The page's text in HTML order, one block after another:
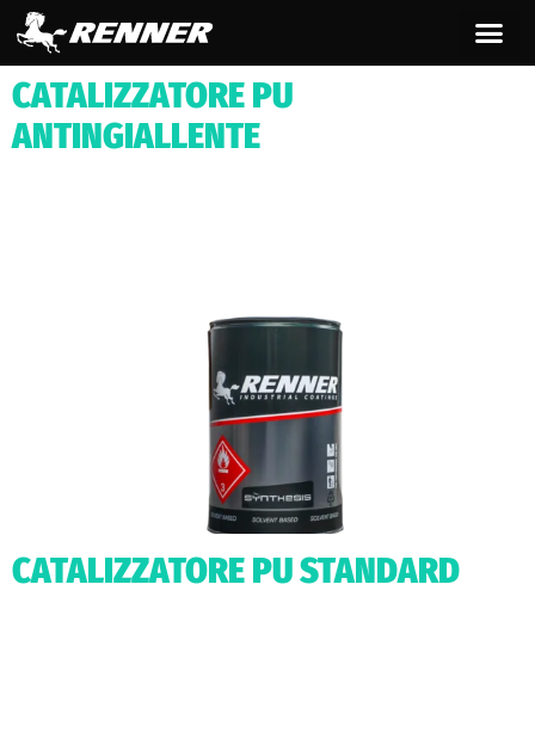
contenuto
CATALIZZATORE PU
ANTINGIALLENTE
CATALIZZATORE PU STANDARD